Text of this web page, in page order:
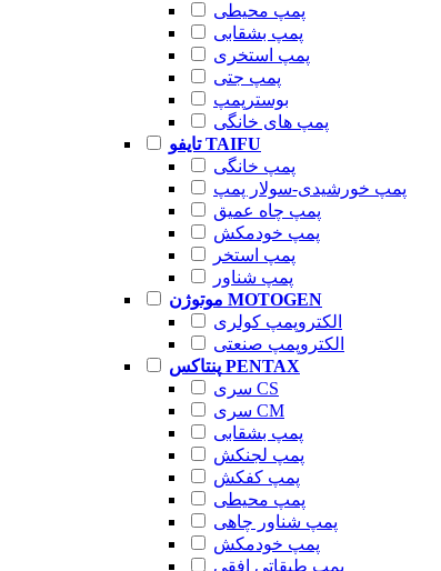
پمپ محیطی
پمپ بشقابی
پمپ استخری
پمپ جتی
بوسترپمپ
پمپ های خانگی
تایفو TAIFU
پمپ خانگی
پمپ خورشیدی-سولار پمپ
پمپ چاه عمیق
پمپ خودمکش
پمپ استخر
پمپ شناور
موتوژن MOTOGEN
الکتروپمپ کولری
الکتروپمپ صنعتی
پنتاکس PENTAX
سری CS
سری CM
پمپ بشقابی
پمپ لجنکش
پمپ کفکش
پمپ محیطی
پمپ شناور چاهی
پمپ خودمکش
پمپ طبقاتی افقی